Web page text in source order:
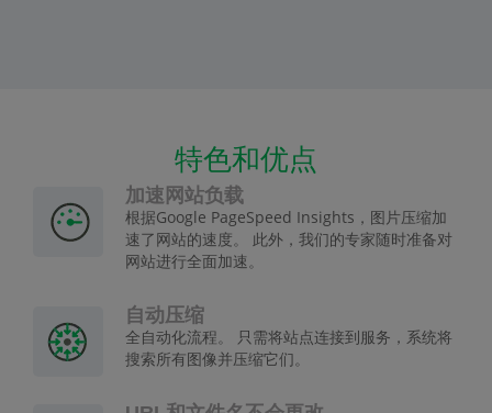
特色和优点
加速网站负载
根据Google PageSpeed Insights，图片压缩加
速了网站的速度。 此外，我们的专家随时准备对
网站进行全面加速。
自动压缩
全自动化流程。 只需将站点连接到服务，系统将
搜索所有图像并压缩它们。